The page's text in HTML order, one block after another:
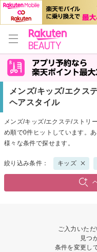
メンズ/キッズ/エクス
ヘアスタイル
メンズ/キッズ/エクステ/ストリ
め順で0件ヒットしています。
様々な条件で探せます。
絞り込み条件： キッズ
ご入力いた
見つ
条件を変更し